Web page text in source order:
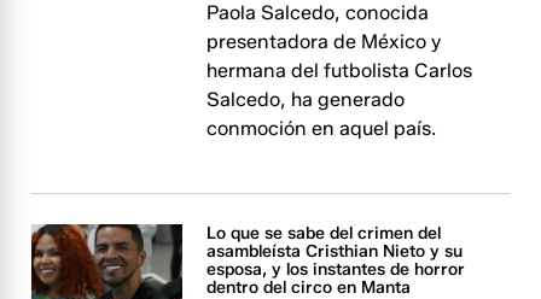
Paola Salcedo, conocida
presentadora de México y
hermana del futbolista Carlos
Salcedo, ha generado
conmoción en aquel país.
Lo que se sabe del crimen del
asambleísta Cristhian Nieto y su
esposa, y los instantes de horror
dentro del circo en Manta